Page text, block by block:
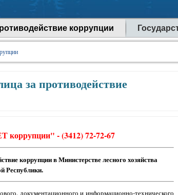
коррупции
за противодействие
коррупции" - (3412) 72-72-67
коррупции в Министерстве лесного хозяйства
Республики.
документационного и информационно-технического